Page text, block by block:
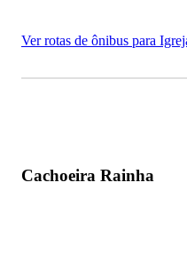
Ver rotas de ônibus para
Cachoeira Rainha